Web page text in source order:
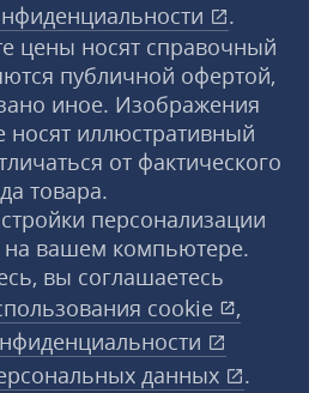
.
цены носят справочный
публичной офертой,
иное. Изображения
носят иллюстративный
от фактического
товара.
персонализации
на вашем компьютере.
вы соглашаетесь
cookie
,
данных
.